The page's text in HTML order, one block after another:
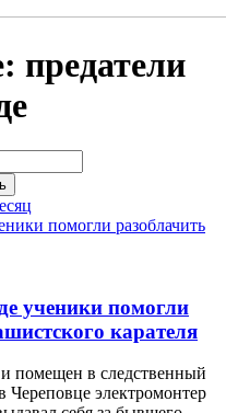
предатели
ученики помогли
карателя
помещен в следственный
электромонтер